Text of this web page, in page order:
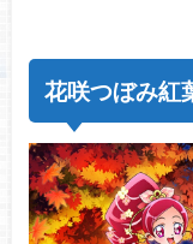
花咲つぼみ紅